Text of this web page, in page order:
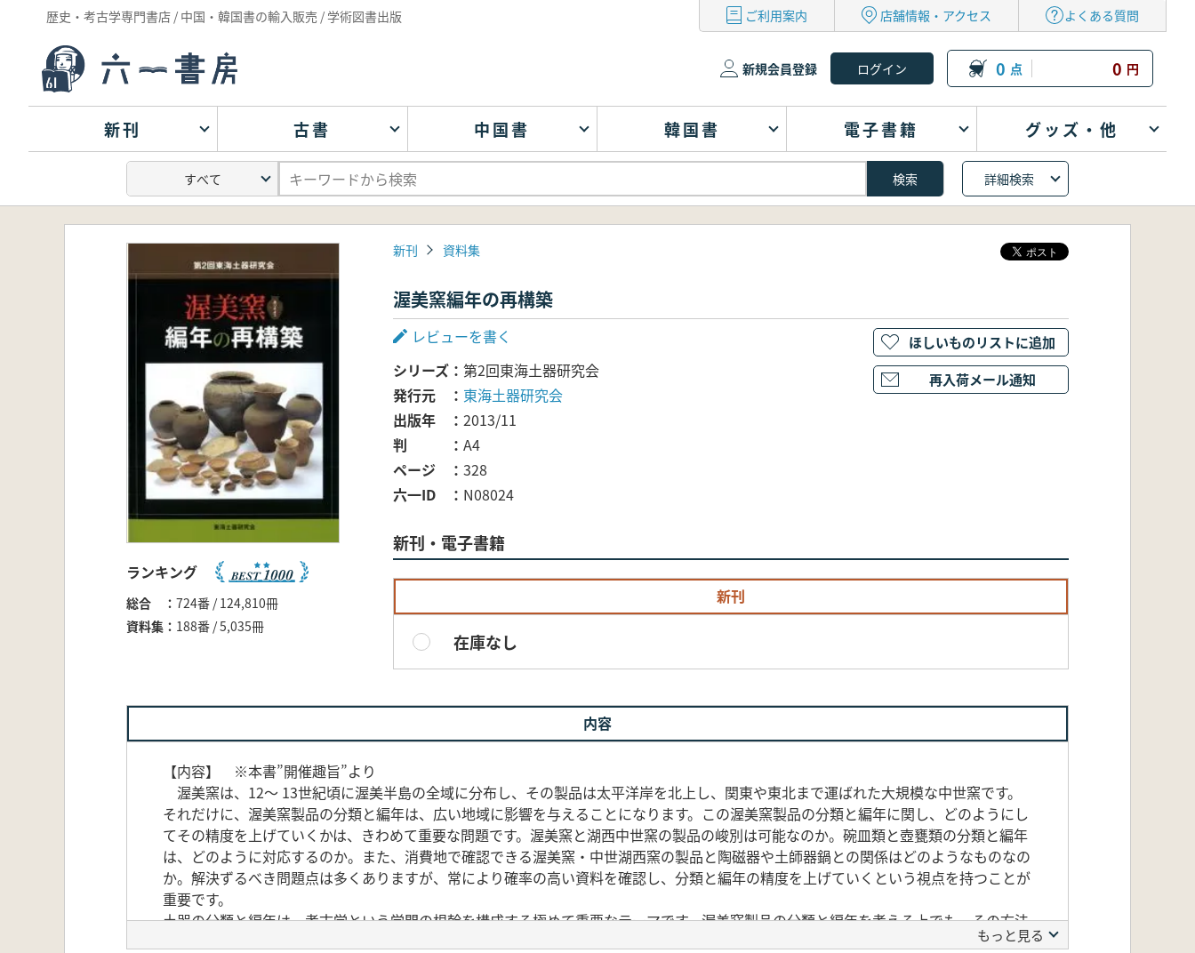
歴史・考古学専門書店 / 中国・韓国書の輸入販売 / 学術図書出版 ご利用案内 店舗情報・アクセス よくある質問
新規会員登録 0 点 0 円
新刊 古書 中国書 韓国書 電子書籍 グッズ・他
詳細検索
ランキング
総合
724番 / 124,810冊
資料集
188番 / 5,035冊
新刊 資料集
渥美窯編年の再構築
レビューを書く
シリーズ
第2回東海土器研究会
発行元
東海土器研究会
出版年
2013/11
判
A4
ページ
328
六一ID
N08024
新刊・電子書籍
新刊
在庫なし
ほしいものリストに追加
再入荷メール通知
内容
【内容】 ※本書”開催趣旨”より
渥美窯は、12～ 13世紀頃に渥美半島の全域に分布し、その製品は太平洋岸を北上し、関東や東北まで運ばれた大規模な中世窯です。
それだけに、渥美窯製品の分類と編年は、広い地域に影響を与えることになります。この渥美窯製品の分類と編年に関し、どのようにし
てその精度を上げていくかは、きわめて重要な問題です。渥美窯と湖西中世窯の製品の峻別は可能なのか。碗皿類と壺甕類の分類と編年
は、どのように対応するのか。また、消費地で確認できる渥美窯・中世湖西窯の製品と陶磁器や土師器鍋との関係はどのようなものなの
か。解決ずるべき問題点は多くありますが、常により確率の高い資料を確認し、分類と編年の精度を上げていくという視点を持つことが
重要です。
土器の分類と編年は、考古学という学問の根幹を構成する極めて重要なテーマです。渥美窯製品の分類と編年を考える上でも、その方法
論的検討は必要不可欠です。東海土器研究会は、2000年に須恵器生産の出現から消滅と題したシンポジウムを行いました。この時のテー
もっと見る